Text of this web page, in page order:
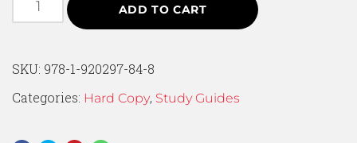
ADD TO CART
SKU: 978-1-920297-84-8
Categories: Hard Copy, Study Guides